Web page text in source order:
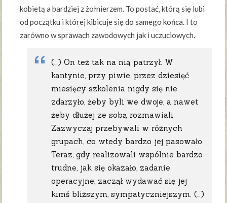
kobietą a bardziej z żołnierzem. To postać, którą się lubi
od początku i której kibicuje się do samego końca. I to
zarówno w sprawach zawodowych jak i uczuciowych.
(…) On też tak na nią patrzył. W
kantynie, przy piwie, przez dziesięć
miesięcy szkolenia nigdy się nie
zdarzyło, żeby byli we dwoje, a nawet
żeby dłużej ze sobą rozmawiali.
Zazwyczaj przebywali w różnych
grupach, co wtedy bardzo jej pasowało.
Teraz, gdy realizowali wspólnie bardzo
trudne, jak się okazało, zadanie
operacyjne, zaczął wydawać się jej
kimś bliższym, sympatyczniejszym. (…)